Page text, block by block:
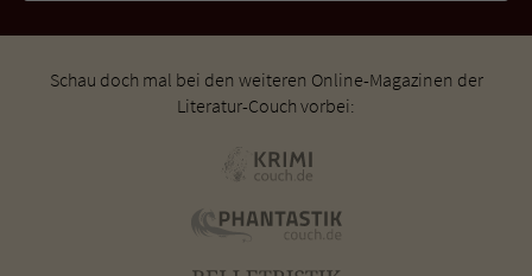
Schau doch mal bei den weiteren Online-Magazinen der
Literatur-Couch vorbei: